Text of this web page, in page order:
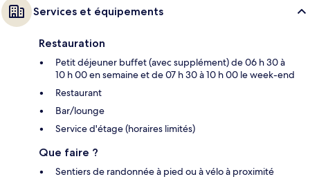
Services et équipements
Restauration
Petit déjeuner buffet (avec supplément) de 06 h 30 à
10 h 00 en semaine et de 07 h 30 à 10 h 00 le week-end
Restaurant
Bar/lounge
Service d'étage (horaires limités)
Que faire ?
Sentiers de randonnée à pied ou à vélo à proximité